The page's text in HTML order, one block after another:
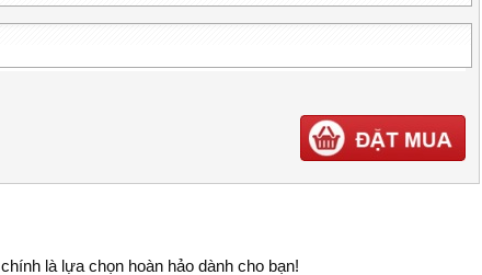
chính là lựa chọn hoàn hảo dành cho bạn!